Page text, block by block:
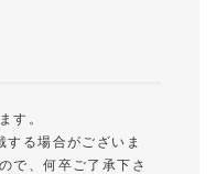
す。
る場合がございま
で、何卒ご了承下さ